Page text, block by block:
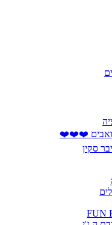
שואבים ❤️❤️❤️
סקין